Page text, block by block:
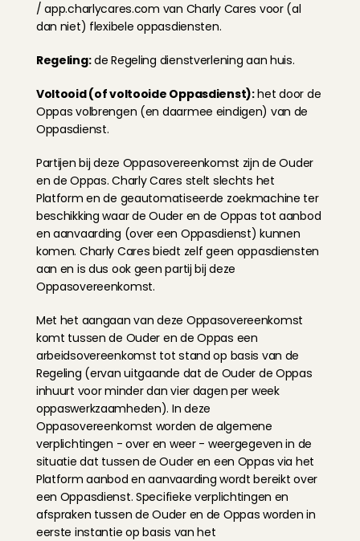
/ app.charlycares.com van Charly Cares voor (al
dan niet) flexibele oppasdiensten.
Regeling: de Regeling dienstverlening aan huis.
Voltooid (of voltooide Oppasdienst): het door de
Oppas volbrengen (en daarmee eindigen) van de
Oppasdienst.
Partijen bij deze Oppasovereenkomst zijn de Ouder
en de Oppas. Charly Cares stelt slechts het
Platform en de geautomatiseerde zoekmachine ter
beschikking waar de Ouder en de Oppas tot aanbod
en aanvaarding (over een Oppasdienst) kunnen
komen. Charly Cares biedt zelf geen oppasdiensten
aan en is dus ook geen partij bij deze
Oppasovereenkomst.
Met het aangaan van deze Oppasovereenkomst
komt tussen de Ouder en de Oppas een
arbeidsovereenkomst tot stand op basis van de
Regeling (ervan uitgaande dat de Ouder de Oppas
inhuurt voor minder dan vier dagen per week
oppaswerkzaamheden). In deze
Oppasovereenkomst worden de algemene
verplichtingen - over en weer - weergegeven in de
situatie dat tussen de Ouder en een Oppas via het
Platform aanbod en aanvaarding wordt bereikt over
een Oppasdienst. Specifieke verplichtingen en
afspraken tussen de Ouder en de Oppas worden in
eerste instantie op basis van het